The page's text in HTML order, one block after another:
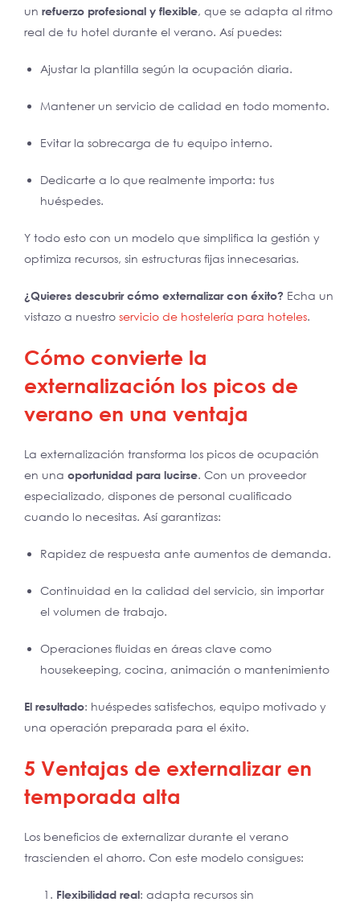
un refuerzo profesional y flexible, que se adapta al ritmo
real de tu hotel durante el verano. Así puedes:
Ajustar la plantilla según la ocupación diaria.
Mantener un servicio de calidad en todo momento.
Evitar la sobrecarga de tu equipo interno.
Dedicarte a lo que realmente importa: tus
huéspedes.
Y todo esto con un modelo que simplifica la gestión y
optimiza recursos, sin estructuras fijas innecesarias.
¿Quieres descubrir cómo externalizar con éxito? Echa un
vistazo a nuestro servicio de hostelería para hoteles.
Cómo convierte la
externalización los picos de
verano en una ventaja
La externalización transforma los picos de ocupación
en una oportunidad para lucirse. Con un proveedor
especializado, dispones de personal cualificado
cuando lo necesitas. Así garantizas:
Rapidez de respuesta ante aumentos de demanda.
Continuidad en la calidad del servicio, sin importar
el volumen de trabajo.
Operaciones fluidas en áreas clave como
housekeeping, cocina, animación o mantenimiento
El resultado: huéspedes satisfechos, equipo motivado y
una operación preparada para el éxito.
5 Ventajas de externalizar en
temporada alta
Los beneficios de externalizar durante el verano
trascienden el ahorro. Con este modelo consigues:
Flexibilidad real: adapta recursos sin